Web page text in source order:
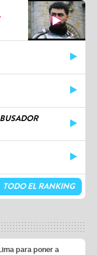
TODO EL RANKING
para poner a